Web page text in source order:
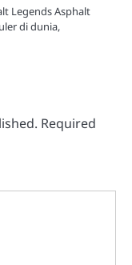
Legends Asphalt
di dunia,
Required